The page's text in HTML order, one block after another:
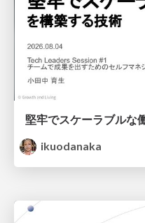
堅牢でスケーラブルな
ikuodanaka